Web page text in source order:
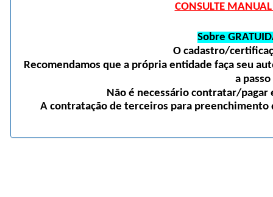
CONSULTE
Sobre
O cadastro/
Recomendamos que a própria entidade faça seu
a
Não é necessário contratar/
A contratação de terceiros para